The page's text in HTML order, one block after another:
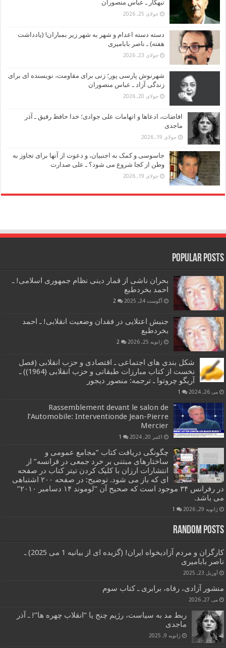
تبهکار ـ عباس منصوران
جولای 25, 2026
دسته دسته اعدام و شهر به شهر زیر بمباران! (یادداشت
هفته) ـ ناصر بابامیری
جولای 23, 2026
شهرنوش پارسی پور؛ زنی برای مقاومت، نویسنده ای برای
زندگی آزاد ـ عباس منصوران
جولای 20, 2026
افاضات، ادعاها و اتهامات علی جوادی؛ خدا حافظ رفیق ـ آذر
ماجدی
جولای 19, 2026
جاسوسی و کمک به اجنبیان، و دعوت از آنها برای تجاوز به
وطن از کجا شروع می شود؟ ـ علی صدارت
جولای 19, 2026
Popular Posts
بحران ناشی از قمار دینی نظام جمهوری اسلامی! ـ
احمد بخردطبع
آگوست 24, 2025 2
جنبش اعتلایی در فقدان وضعیت انقلابی! ـ احمد
بخردطبع
ژانویه 25, 2026 2
شکل بندی های اجتماعی ـ اقتصادی و حزب انقلابی (فصل
نخست از کتاب مبارزات طبقاتی و حزب انقلابی (1964)) ـ
آریگو چروتوا ـ ترجمه: منصور دیجور
می 26, 2024 1
Rassemblement devant le salon de
l’Automobile: Interventionde Jean-Pierre
Mercier
اکتبر 20, 2024 1
چگونگی دریافت کتاب “مجامع عمومی و
ساختارهای مبتنی بر خرد جمعی در فرانسه” از
انتشارات ارزان با کلیک کردن تیتر کتاب در صفحه
ای که باز می شود. توضیح: در صفحه ۲۰۰ اشتباهی
در رفرانس ۳۴ موجود است که صحیح آن “لوموند ۱۴ دسامبر ۲۰۱۰”
می باشد.
ژانویه 29, 2026 1
Random Posts
کارگران و مردم آزادیخواه ایران! (گزیده ای از بیانیه 1 می 2025) ـ
ناصر بابامیری
آوریل 23, 2025
منشور آزادی، رفاه، برابری ـ کتاب سوم
می 27, 2026
ربط مد به سیاست، رژیم چنج یا “انقلاب چهره ها”! ـ آذر
ماجدی
ژانویه 9, 2025